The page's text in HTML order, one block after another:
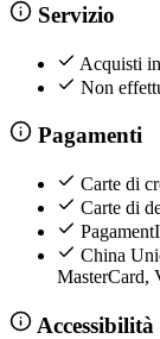
Servizio
Acquisti
Non
Pagamenti
Carte di
Carte di
China
MasterCard,
Accessibilità